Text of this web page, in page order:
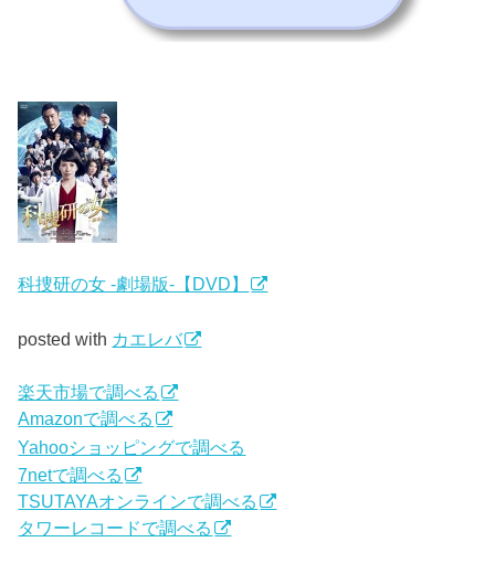
科捜研の女 -劇場版-【DVD】
posted with カエレバ
楽天市場で調べる
Amazonで調べる
Yahooショッピングで調べる
7netで調べる
TSUTAYAオンラインで調べる
タワーレコードで調べる